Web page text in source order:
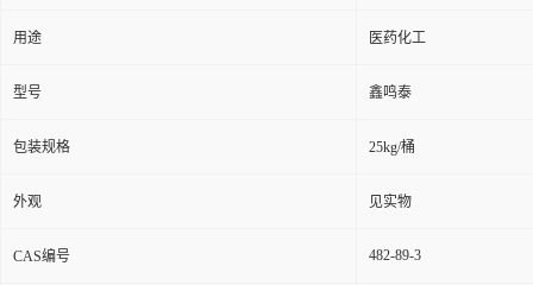
用途 医药化工
型号 鑫鸣泰
包装规格 25kg/桶
外观 见实物
CAS编号 482-89-3